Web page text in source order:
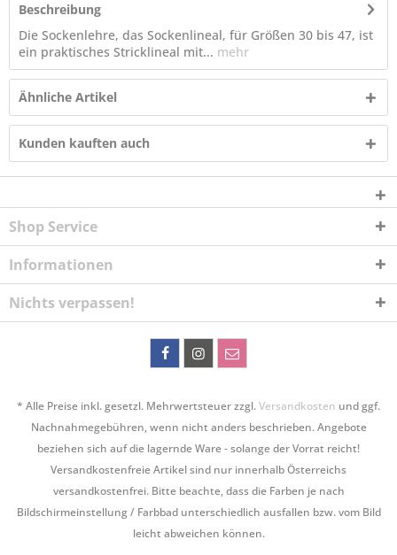
Beschreibung
Die Sockenlehre, das Sockenlineal, für Größen 30 bis 47, ist
ein praktisches Stricklineal mit... mehr
Ähnliche Artikel
Kunden kauften auch
Shop Service
Informationen
Nichts verpassen!
* Alle Preise inkl. gesetzl. Mehrwertsteuer zzgl.Versandkosten und ggf.
Nachnahmegebühren, wenn nicht anders beschrieben. Angebote
beziehen sich auf die lagernde Ware - solange der Vorrat reicht!
Versandkostenfreie Artikel sind nur innerhalb Österreichs
versandkostenfrei. Bitte beachte, dass die Farben je nach
Bildschirmeinstellung / Farbbad unterschiedlich ausfallen bzw. vom Bild
leicht abweichen können.